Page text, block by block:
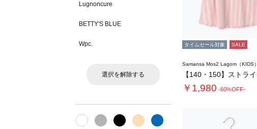
Lugnoncure
BETTY'S BLUE
Wpc.
選択を解除する
タイムセール対象 SALE
Samansa Mos2 Lagom（KIDS）
￥1,980 -60%OFF-